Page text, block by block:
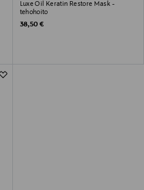
Luxe Oil Keratin Restore Mask -
tehohoito
Original Price
38,50 €